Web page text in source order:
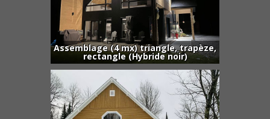
Assemblage (4 mx) triangle, trapèze,
rectangle (Hybride noir)